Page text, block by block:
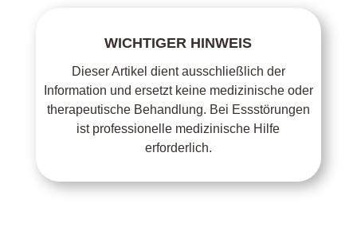
WICHTIGER HINWEIS
Dieser Artikel dient ausschließlich der
Information und ersetzt keine medizinische oder
therapeutische Behandlung. Bei Essstörungen
ist professionelle medizinische Hilfe
erforderlich.